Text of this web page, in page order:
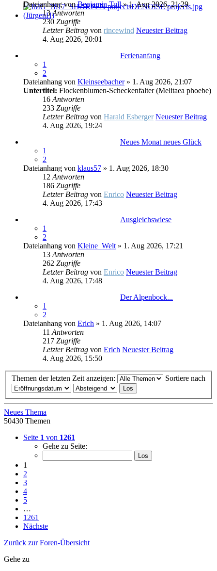
DateianhangvonBenjamin Tull» 1. Aug 2026, 21:29
13Antworten
230 Zugriffe
Letzter Beitrag von rincewind Neuester Beitrag
4. Aug 2026, 20:01
Ferienanfang
1
2
Dateianhang von Kleinseebacher» 1. Aug 2026, 21:07
Untertitel: Flockenblumen-Scheckenfalter (Melitaea phoebe)
16 Antworten
233 Zugriffe
Letzter Beitrag von Harald Esberger Neuester Beitrag
4. Aug 2026, 19:24
Neues Monat neues Glück
1
2
Dateianhang von klaus57 » 1. Aug 2026, 18:30
12 Antworten
186 Zugriffe
Letzter Beitrag von Enrico Neuester Beitrag
4. Aug 2026, 17:43
Ausgleichswiese
1
2
Dateianhang von Kleine_Welt » 1. Aug 2026, 17:21
13 Antworten
262 Zugriffe
Letzter Beitrag von Enrico Neuester Beitrag
4. Aug 2026, 17:48
Der Alpenbock...
1
2
Dateianhang von Erich » 1. Aug 2026, 14:07
11 Antworten
217 Zugriffe
Letzter Beitrag von Erich Neuester Beitrag
4. Aug 2026, 15:50
Themen der letzten Zeit anzeigen: Sortiere nach
Neues Thema
50430 Themen
Seite 1 von 1261
Gehe zu Seite:
1
2
3
4
5
…
1261
Nächste
Zurück zur Foren-Übersicht
Gehe zu